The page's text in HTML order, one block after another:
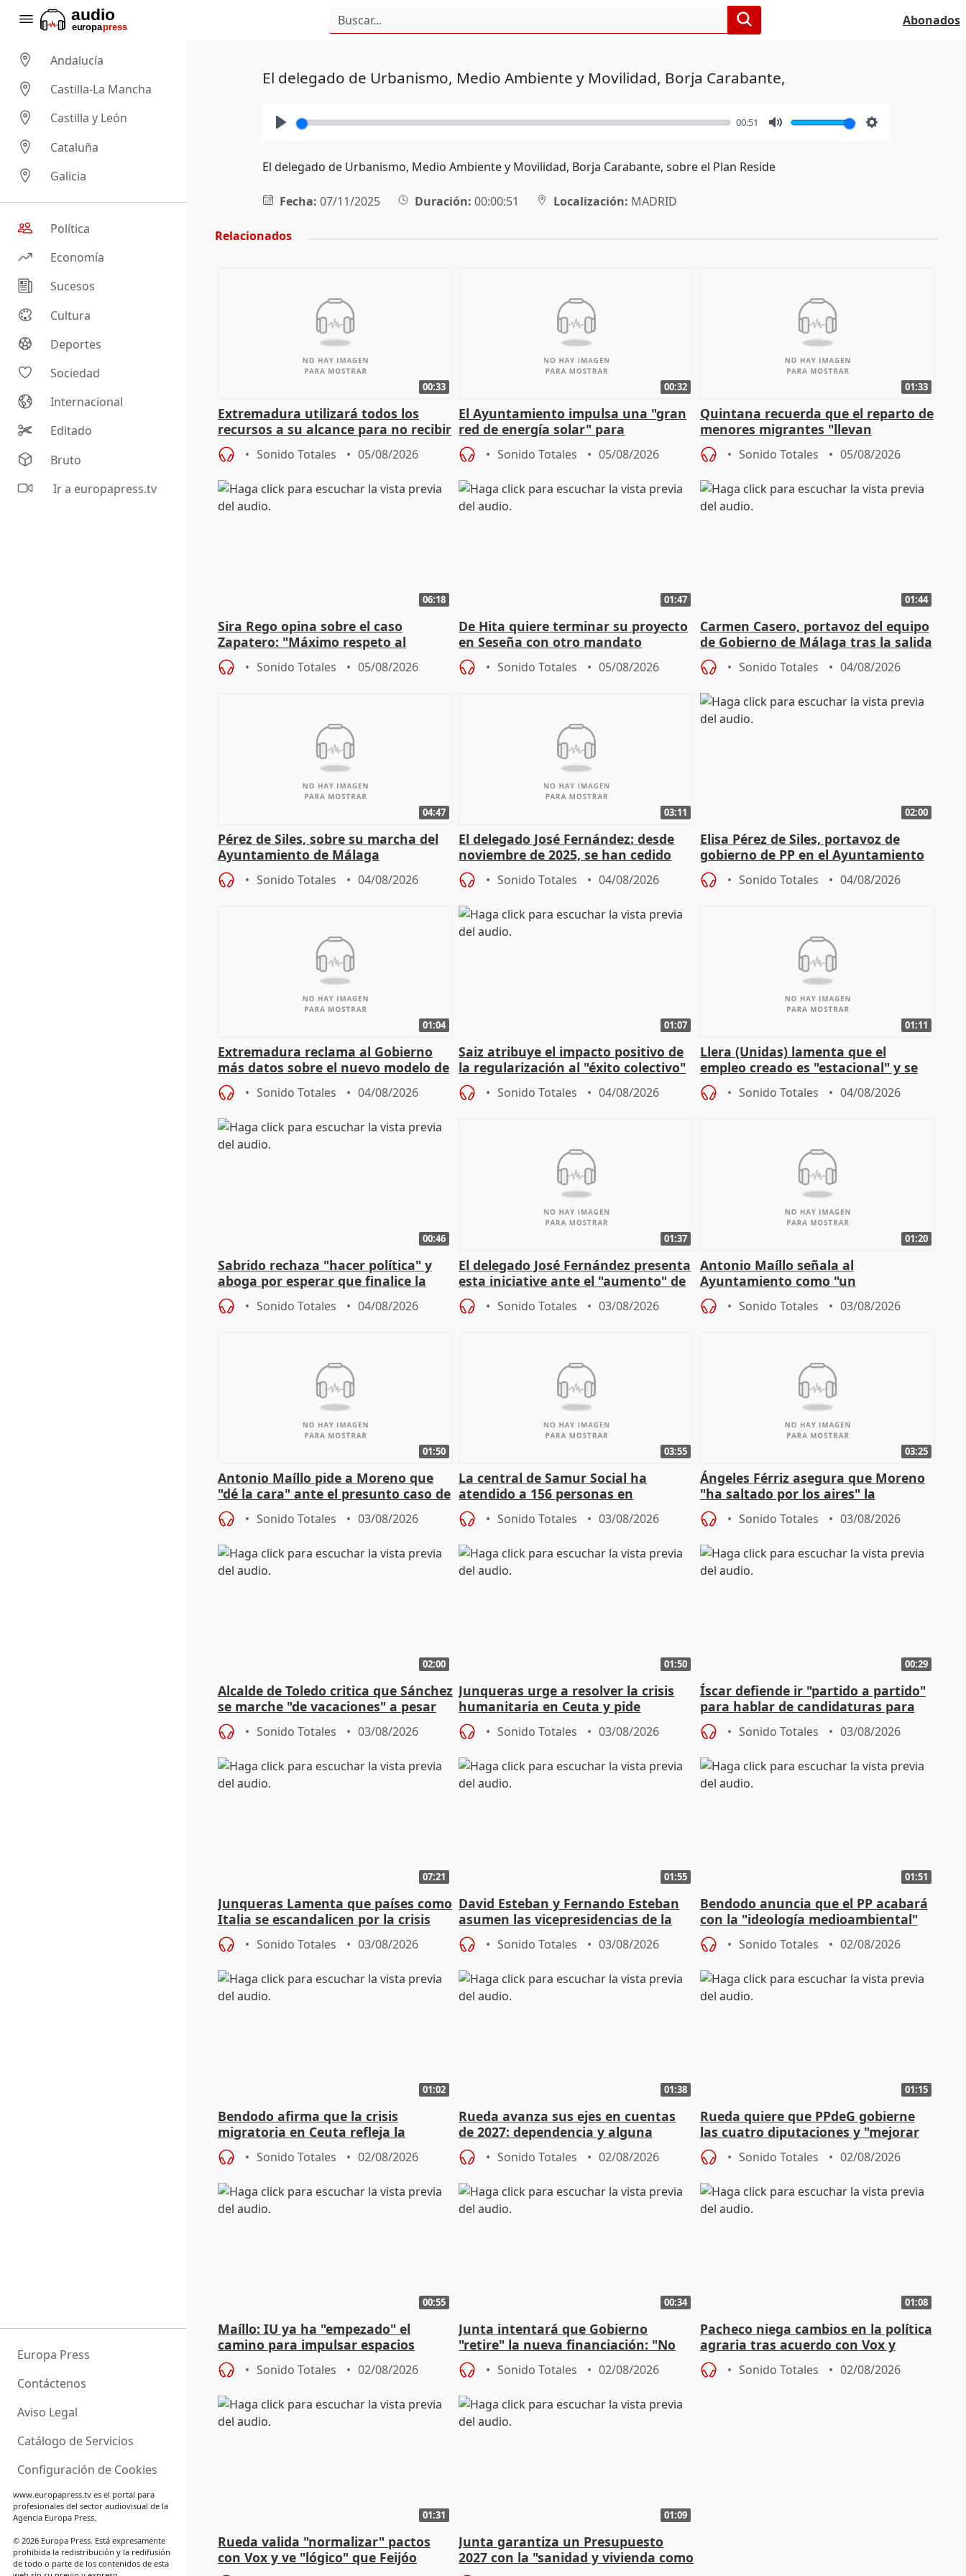
Abonados
Andalucía
Castilla-La Mancha
Castilla y León
Cataluña
Galicia
Política
Economía
Sucesos
Cultura
Deportes
Sociedad
Internacional
Editado
Bruto
Ir a europapress.tv
Europa Press
Contáctenos
Aviso Legal
Catálogo de Servicios
Configuración de Cookies
www.europapress.tves el portal para
profesionales del sector audiovisual de la
Agencia Europa Press.
© 2026 Europa Press. Está expresamente
prohibida la redistribución y la redifusión
de todo o parte de los contenidos de esta
El delegado de Urbanismo, Medio Ambiente y Movilidad, Borja Carabante,
00:51
El delegado de Urbanismo, Medio Ambiente y Movilidad, Borja Carabante, sobre el Plan Reside
Fecha: 07/11/2025 Duración: 00:00:51 Localización: MADRID
Relacionados
00:33
Extremadura utilizará todos los
recursos a su alcance para no recibir
más menores migrantes
Sonido Totales 05/08/2026
00:32
El Ayuntamiento impulsa una "gran
red de energía solar" para
autoconsumo
Sonido Totales 05/08/2026
01:33
Quintana recuerda que el reparto de
menores migrantes "llevan
aportación del Gobierno" central
Sonido Totales 05/08/2026
06:18
Sira Rego opina sobre el caso
Zapatero: "Máximo respeto al
proceso judicial"
Sonido Totales 05/08/2026
01:47
De Hita quiere terminar su proyecto
en Seseña con otro mandato
Sonido Totales 05/08/2026
01:44
Carmen Casero, portavoz del equipo
de Gobierno de Málaga tras la salida
de Pérez de Siles
Sonido Totales 04/08/2026
04:47
Pérez de Siles, sobre su marcha del
Ayuntamiento de Málaga
Sonido Totales 04/08/2026
03:11
El delegado José Fernández: desde
noviembre de 2025, se han cedido
9.810 ayudas por nacimiento
Sonido Totales 04/08/2026
02:00
Elisa Pérez de Siles, portavoz de
gobierno de PP en el Ayuntamiento
de Málaga, deja la política
Sonido Totales 04/08/2026
01:04
Extremadura reclama al Gobierno
más datos sobre el nuevo modelo de
financiación
Sonido Totales 04/08/2026
01:07
Saiz atribuye el impacto positivo de
la regularización al "éxito colectivo"
del Gobierno
Sonido Totales 04/08/2026
01:11
Llera (Unidas) lamenta que el
empleo creado es "estacional" y se
"esfumará" al acabar el verano
Sonido Totales 04/08/2026
00:46
Sabrido rechaza "hacer política" y
aboga por esperar que finalice la
investigación del incendio
Sonido Totales 04/08/2026
01:37
El delegado José Fernández presenta
esta iniciative ante el "aumento" de
personas sin hogar en Madri
Sonido Totales 03/08/2026
01:20
Antonio Maíllo señala al
Ayuntamiento como "un
especulador más" sobre viviendas de
Jiménez Becerril
Sonido Totales 03/08/2026
01:50
Antonio Maíllo pide a Moreno que
"dé la cara" ante el presunto caso de
acoso del CEO de ADM
Sonido Totales 03/08/2026
03:55
La central de Samur Social ha
atendido a 156 personas en
situación de calle durante Campaña
de CalorSonido Totales 03/08/2026
03:25
Ángeles Férriz asegura que Moreno
"ha saltado por los aires" la
negociación tras acuerdo con SMA
Sonido Totales 03/08/2026
02:00
Alcalde de Toledo critica que Sánchez
se marche "de vacaciones" a pesar
de la crisis migratoria
Sonido Totales 03/08/2026
01:50
Junqueras urge a resolver la crisis
humanitaria en Ceuta y pide
responsabilidad a la UE
Sonido Totales 03/08/2026
00:29
Íscar defiende ir "partido a partido"
para hablar de candidaturas para
2027
Sonido Totales 03/08/2026
07:21
Junqueras Lamenta que países como
Italia se escandalicen por la crisis
migratoria
Sonido Totales 03/08/2026
01:55
David Esteban y Fernando Esteban
asumen las vicepresidencias de la
Diputación de Valladolid
Sonido Totales 03/08/2026
01:51
Bendodo anuncia que el PP acabará
con la "ideología medioambiental"
para regenerar las playas
Sonido Totales 02/08/2026
01:02
Bendodo afirma que la crisis
migratoria en Ceuta refleja la
"extrema debilidad" del Gobierno
Sonido Totales 02/08/2026
01:38
Rueda avanza sus ejes en cuentas
de 2027: dependencia y alguna
rebaja fiscal más en vivienda
Sonido Totales 02/08/2026
01:15
Rueda quiere que PPdeG gobierne
las cuatro diputaciones y "mejorar
en concejales" en ciudades
Sonido Totales 02/08/2026
00:55
Maíllo: IU ya ha "empezado" el
camino para impulsar espacios
unitarios para las municipales
Sonido Totales 02/08/2026
00:34
Junta intentará que Gobierno
"retire" la nueva financiación: "No
puede ser saqueo a las arcas"
Sonido Totales 02/08/2026
01:08
Pacheco niega cambios en la política
agraria tras acuerdo con Vox y
asegura defensa del sector
Sonido Totales 02/08/2026
01:31
Rueda valida "normalizar" pactos
con Vox y ve "lógico" que Feijóo
01:09
Junta garantiza un Presupuesto
2027 con la "sanidad y vivienda como